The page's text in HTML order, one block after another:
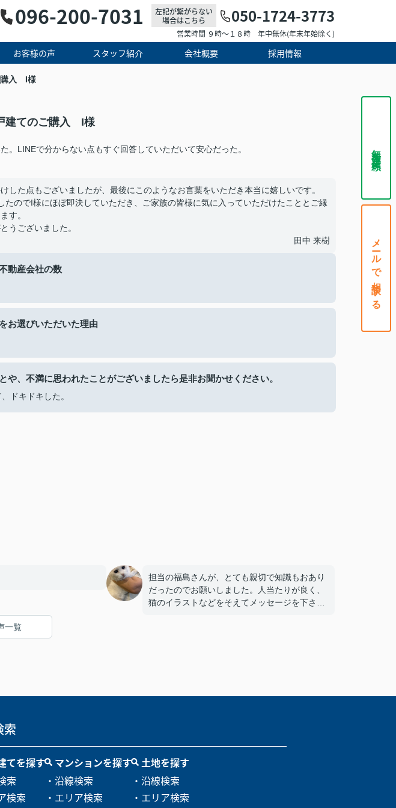
096-200-7031
左記が繋がらない
場合はこちら
050-1724-3773
営業時間 ９時～１８時 年中無休(年末年始除く)
お客様の声 スタッフ紹介 会社概要 採用情報
無料査定依頼
メールで相談する
購入 I様
建てのご購入 I様
。LINEで分からない点もすぐ回答していただいて安心だった。
した点もございましたが、最後にこのようなお言葉をいただき本当に嬉しいです。
たのでI様にほぼ即決していただき、ご家族の皆様に気に入っていただけたこととご縁
す。
うございました。
田中 来樹
動産会社の数
お選びいただいた理由
や、不満に思われたことがございましたら是非お聞かせください。
ドキドキした。
担当の福島さんが、とても親切で知識もおあり
だったのでお願いしました。人当たりが良く、
猫のイラストなどをそえてメッセージを下さっ
一覧
索
てを探す
索
検索
マンションを探す
・沿線検索
・エリア検索
土地を探す
・沿線検索
・エリア検索